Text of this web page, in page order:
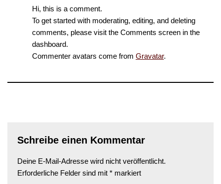
Hi, this is a comment.
To get started with moderating, editing, and deleting
comments, please visit the Comments screen in the
dashboard.
Commenter avatars come from Gravatar.
Schreibe einen Kommentar
Deine E-Mail-Adresse wird nicht veröffentlicht.
Erforderliche Felder sind mit * markiert